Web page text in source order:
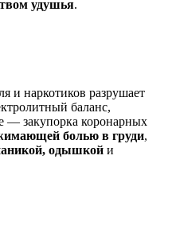
удушья.
и наркотиков разрушает
баланс,
— закупорка коронарных
болью в груди,
одышкой и